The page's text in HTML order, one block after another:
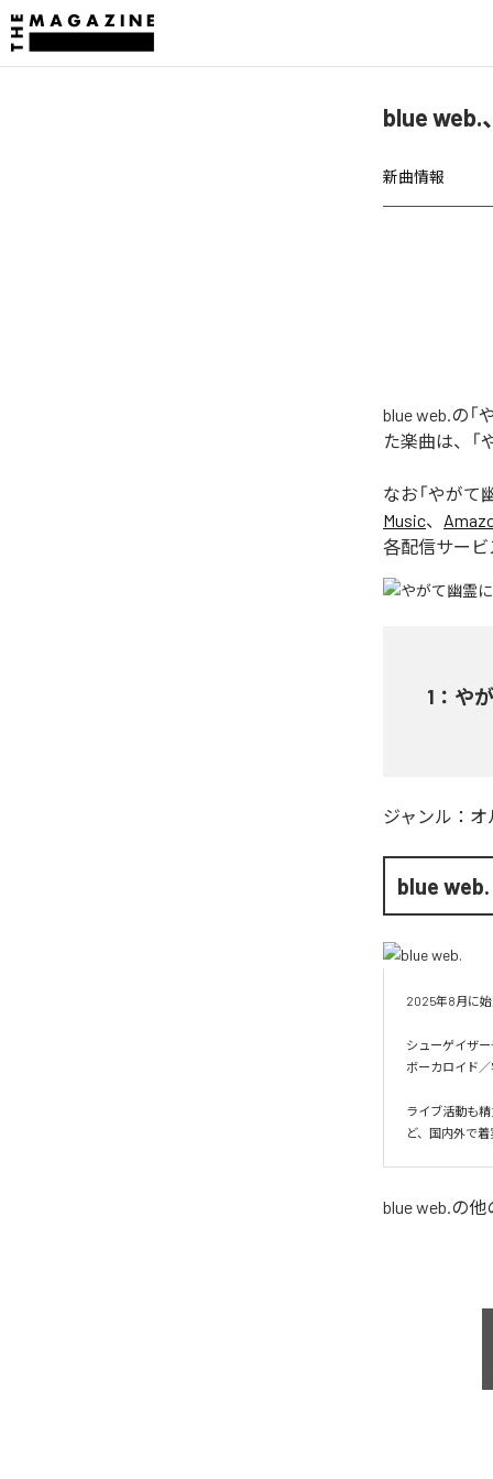
blue web.
新曲情報
blue web.の
た楽曲は、「
なお「やがて
Music、
各配信サービ
1 ： や
ジャンル： オ
blue web.
2025年8月に
シューゲイザ
ボーカロイド
ライブ活動も
ど、国内外で
blue web.の他